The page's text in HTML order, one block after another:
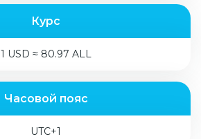
Курс
1 USD ≈ 80.97 ALL
Часовой пояс
UTC+1